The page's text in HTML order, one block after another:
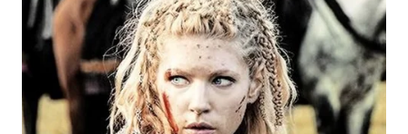
SURABAYA
NATUNA